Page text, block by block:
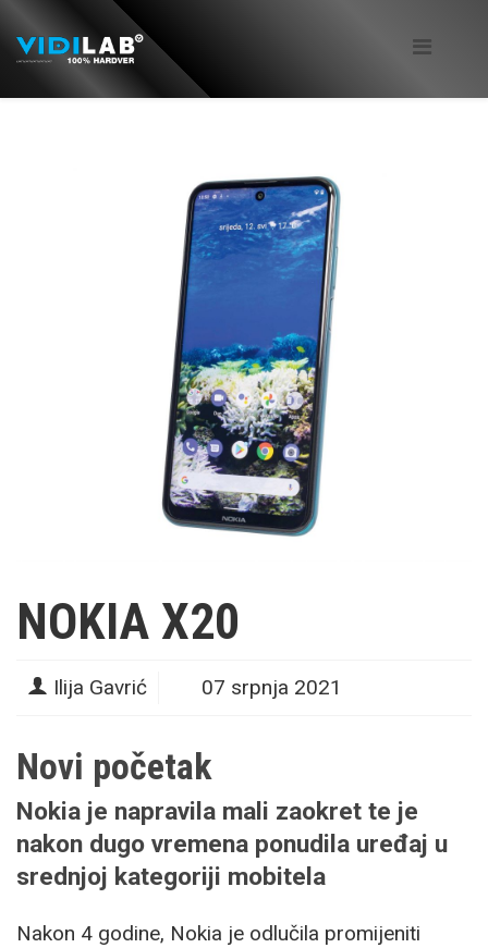
NOKIA X20
Ilija Gavrić 07 srpnja 2021
Novi početak
Nokia je napravila mali zaokret te je
nakon dugo vremena ponudila uređaj u
srednjoj kategoriji mobitela
Nakon 4 godine, Nokia je odlučila promijeniti